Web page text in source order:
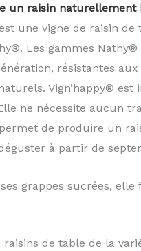
un raisin naturellement
une vigne de raisin
Les gammes
résistantes
Vign’happy®
ne nécessite aucun
permet de produire un
à partir de
grappes sucrées,
raisins de table de la